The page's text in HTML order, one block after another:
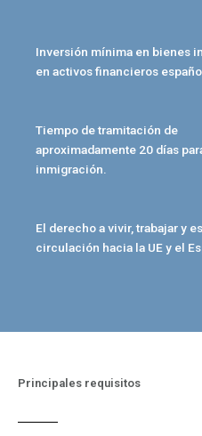
Inversión mínima en bienes
en activos financieros
Tiempo de tramitación de
aproximadamente 20 días
inmigración.
El derecho a vivir, trabajar y
circulación hacia la UE y el
Principales requisitos